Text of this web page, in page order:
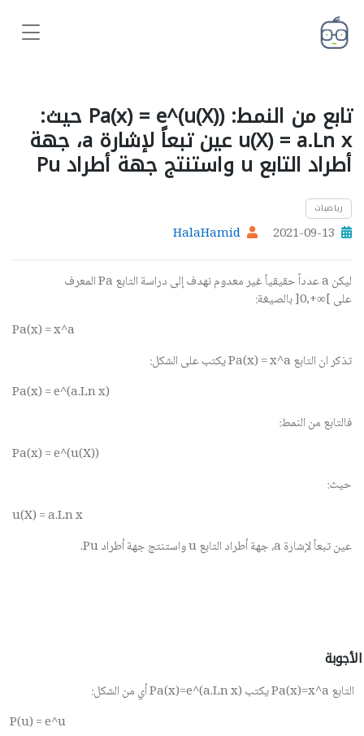
تابع من النمط: Pa(x) = e^(u(X)) حيث:
u(X) = a.Ln x عين تبعاً لإشارة a، جهة
أطراد التابع u واستنتج جهة أطراد Pu
رياضيات
2021-09-13
HalaHamid
ليكنaعدداً حقيقياً غير معدوم نهدف إلى دراسة التابعPaالمعرف
على]0,+∞[بالصيغة:
Pa(x) = x^a
تذكر ان التابعPa(x) = x^aيكتب على الشكل:
Pa(x) = e^(a.Ln x)
فالتابع من النمط:
Pa(x) = e^(u(X))
حيث:
u(X) = a.Ln x
عين تبعاً لإشارةa، جهة أطراد التابعuواستنتج جهة أطرادPu
.
الأجوبة
التابعPa(x)=x^aيكتبPa(x)=e^(a.Ln x)أي من الشكل:
P(u) = e^u